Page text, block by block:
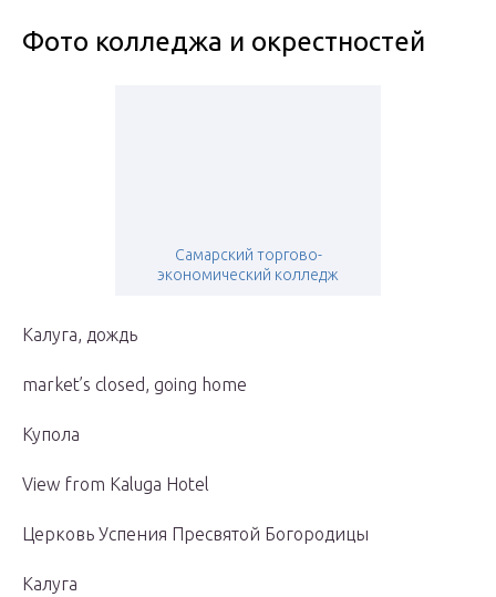
Фото колледжа и окрестностей
Самарский торгово-
экономический колледж
Калуга, дождь
market’s closed, going home
Купола
View from Kaluga Hotel
Церковь Успения Пресвятой Богородицы
Калуга